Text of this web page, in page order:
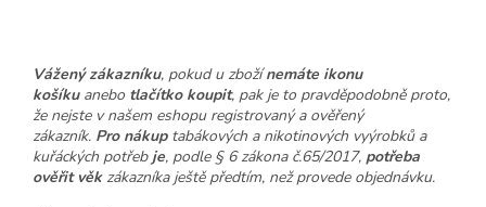
Vážený zákazníku, pokud u zbožínemáte ikonu
košíkuanebo tlačítko koupit, pak je to pravděpodobně proto,
že nejste v našem eshopu registrovaný a ověřený
zákazník. Pro nákuptabákových a nikotinových vyýrobků a
kuřáckých potřebje, podle § 6 zákona č.65/2017, potřeba
ověřit věkzákazníka ještě předtím, než provede objednávku.